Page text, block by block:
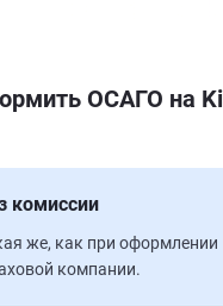
ОСАГО на
комиссии
же, как при оформлении
компании.